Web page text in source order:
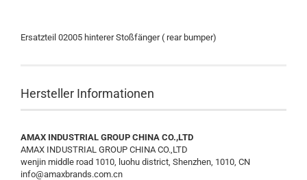
Ersatzteil 02005 hinterer Stoßfänger ( rear bumper)
Hersteller Informationen
AMAX INDUSTRIAL GROUP CHINA CO.,LTD
AMAX INDUSTRIAL GROUP CHINA CO.,LTD
wenjin middle road 1010, luohu district, Shenzhen, 1010, CN
info@amaxbrands.com.cn